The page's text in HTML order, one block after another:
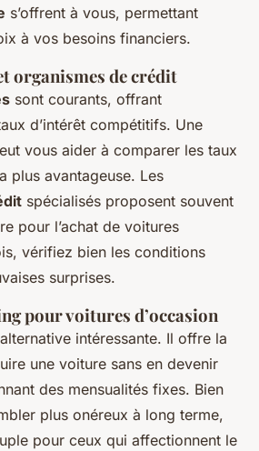
s’offrent à vous, permettant
à vos besoins financiers.
organismes de crédit
sont courants, offrant
d’intérêt compétitifs. Une
vous aider à comparer les taux
plus avantageuse. Les
spécialisés proposent souvent
pour l’achat de voitures
vérifiez bien les conditions
surprises.
pour voitures d’occasion
intéressante. Il offre la
une voiture sans en devenir
des mensualités fixes. Bien
plus onéreux à long terme,
pour ceux qui affectionnent le